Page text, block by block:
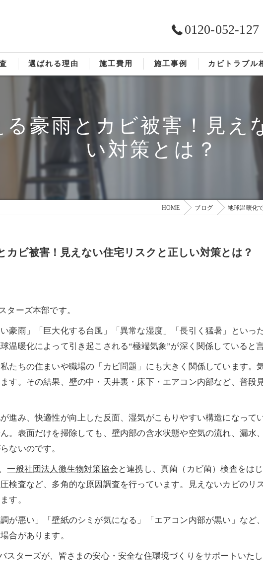
0120-052-127
選ばれる理由
MIST工法®
ご依頼の流れ
施工費用 施工事例 カビトラブル
豪雨とカビ被害！見え
い対策とは？
HOME ブログ 地球温暖化
カビ被害！見えない住宅リスクと正しい対策とは？
ターズ本部です。
豪雨」「巨大化する台風」「異常な湿度」「長引く猛暑」といっ
温暖化によって引き起こされる“極端気象”が深く関係していると
たちの住まいや職場の「カビ問題」にも大きく関係しています。
す。その結果、壁の中・天井裏・床下・エアコン内部など、普段
進み、快適性が向上した反面、湿気がこもりやすい構造になって
。表面だけを掃除しても、壁内部の含水状態や空気の流れ、漏水
ないのです。
一般社団法人微生物対策協会 と連携し、真菌（カビ菌）検査をは
検査など、多角的な原因調査を行っています。見えないカビのリ
す。
が悪い」「壁紙のシミが気になる」「エアコン内部が黒い」な
合があります。
スターズが、皆さまの安心・安全な住環境づくりをサポートいた